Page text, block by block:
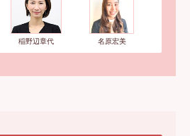
稲野辺章代 名原宏美